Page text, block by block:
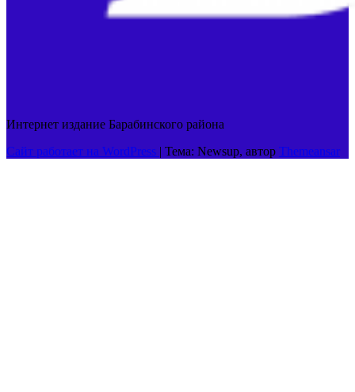
Интернет издание Барабинского района
Сайт работает на WordPress | Тема: Newsup, автор Themeansar